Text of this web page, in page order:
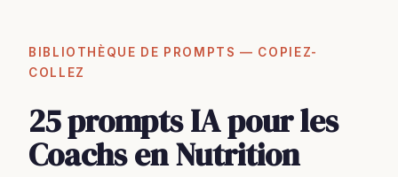
BIBLIOTHÈQUE DE PROMPTS — COPIEZ-
COLLEZ
25 prompts IA pour les
Coachs en Nutrition